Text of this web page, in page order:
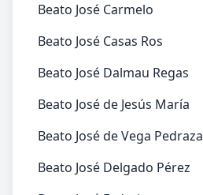
Beato José Carmelo
Beato José Casas Ros
Beato José Dalmau Regas
Beato José de Jesús María
Beato José de Vega Pedraza
Beato José Delgado Pérez